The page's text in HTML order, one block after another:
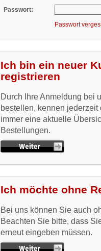
Passwort:
Passwort
Ich bin ein neuer
registrieren
Durch Ihre Anmeldung bei
bestellen, kennen
immer eine aktuelle
Bestellungen.
Ich möchte ohne
Bei uns können Sie auch
Beachten Sie bitte, dass
erneut eingeben müssen.